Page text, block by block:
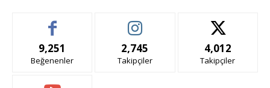
9,251
Beğenenler
2,745
Takipçiler
4,012
Takipçiler